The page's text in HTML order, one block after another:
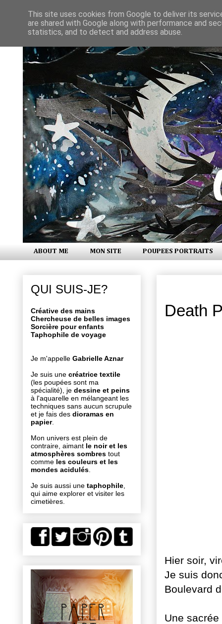
ABOUT ME MON SITE POUPEES PORTRAITS
Death
Hier soir,
Je suis
Boulevard
Une
QUI SUIS-JE?
Créative des mains
Chercheuse de belles images
Sorcière pour enfants
Taphophile de voyage
Je m'appelle Gabrielle Aznar
Je suis une créatrice textile
(les poupées sont ma
spécialité), je dessine et peins
à l'aquarelle en mélangeant les
techniques sans aucun scrupule
et je fais des dioramas en
papier.
Mon univers est plein de
contraire, aimant le noir et les
atmosphères sombres tout
comme les couleurs et les
mondes acidulés
Je suis aussi une taphophile
qui aime explorer et visiter les
cimetières.
This site uses cookies from Google to deliver its
are shared with Google along with performance and
statistics, and to detect and address abuse.